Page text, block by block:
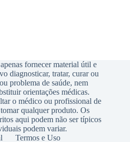
fornecer material útil e
diagnosticar, tratar, curar ou
problema de saúde, nem
orientações médicas.
o médico ou profissional de
qualquer produto. Os
aqui podem não ser típicos
podem variar.
Termos e Uso